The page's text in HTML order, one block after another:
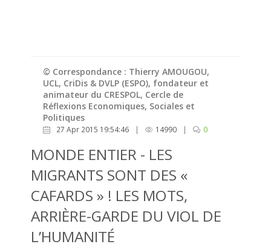
© Correspondance : Thierry AMOUGOU,
UCL, CriDis & DVLP (ESPO), fondateur et
animateur du CRESPOL, Cercle de
Réflexions Economiques, Sociales et
Politiques
27 Apr 2015 19:54:46 | 14990 | 0
MONDE ENTIER - LES
MIGRANTS SONT DES «
CAFARDS » ! LES MOTS,
ARRIÈRE-GARDE DU VIOL DE
L’HUMANITÉ